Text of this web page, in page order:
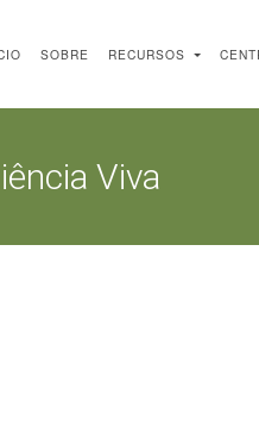
SOBRE RECURSOS
Viva